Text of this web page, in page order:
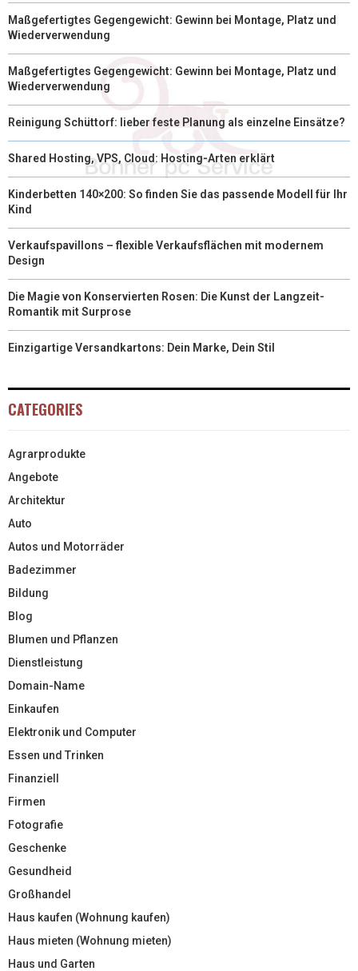
Maßgefertigtes Gegengewicht: Gewinn bei Montage, Platz und
Wiederverwendung
Maßgefertigtes Gegengewicht: Gewinn bei Montage, Platz und
Wiederverwendung
Reinigung Schüttorf: lieber feste Planung als einzelne Einsätze?
Shared Hosting, VPS, Cloud: Hosting-Arten erklärt
Kinderbetten 140×200: So finden Sie das passende Modell für Ihr
Kind
Verkaufspavillons – flexible Verkaufsflächen mit modernem
Design
Die Magie von Konservierten Rosen: Die Kunst der Langzeit-
Romantik mit Surprose
Einzigartige Versandkartons: Dein Marke, Dein Stil
CATEGORIES
Agrarprodukte
Angebote
Architektur
Auto
Autos und Motorräder
Badezimmer
Bildung
Blog
Blumen und Pflanzen
Dienstleistung
Domain-Name
Einkaufen
Elektronik und Computer
Essen und Trinken
Finanziell
Firmen
Fotografie
Geschenke
Gesundheid
Großhandel
Haus kaufen (Wohnung kaufen)
Haus mieten (Wohnung mieten)
Haus und Garten